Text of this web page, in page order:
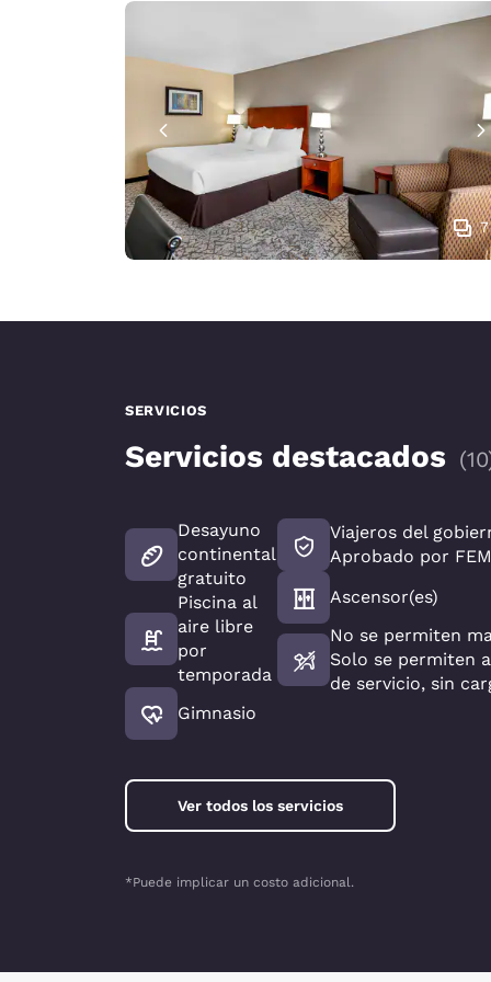
7
SERVICIOS
Servicios destacados (10
Desayuno
continental
gratuito
Piscina al
aire libre
por
temporada
Gimnasio
Viajeros del
Aprobado por
Ascensor(es)
No se permiten
Solo se permiten
de servicio, sin
Ver todos los servicios
*Puede implicar un costo adicional.